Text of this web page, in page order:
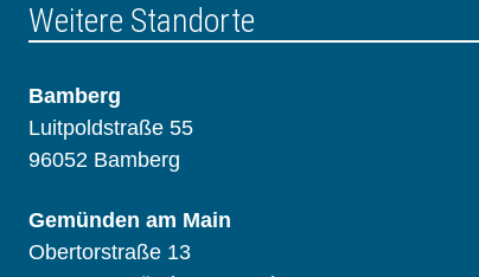
Weitere Standorte
Bamberg
Luitpoldstraße 55
96052 Bamberg
Gemünden am Main
Obertorstraße 13